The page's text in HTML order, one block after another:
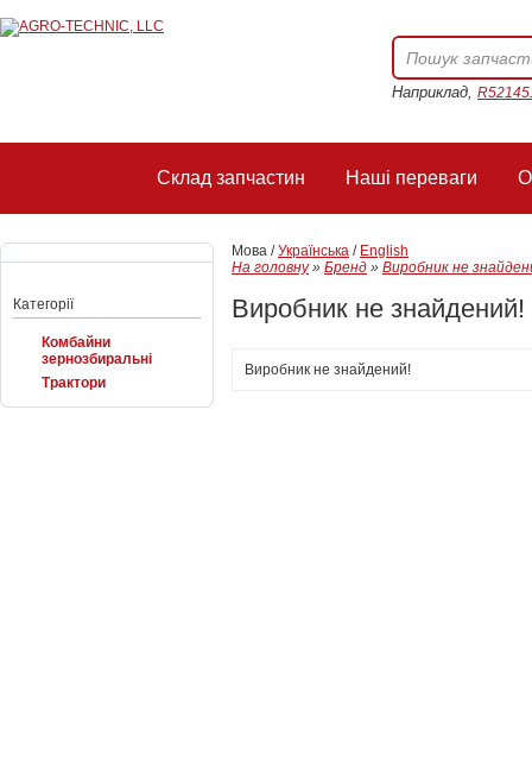
Наприклад,
Склад запчастин Наші переваги
Категорії
Комбайни
зернозбиральні
Трактори
Мова /Українська / English
На головну» Бренд » Виробник не
Виробник не знайдений!
Виробник не знайдений!